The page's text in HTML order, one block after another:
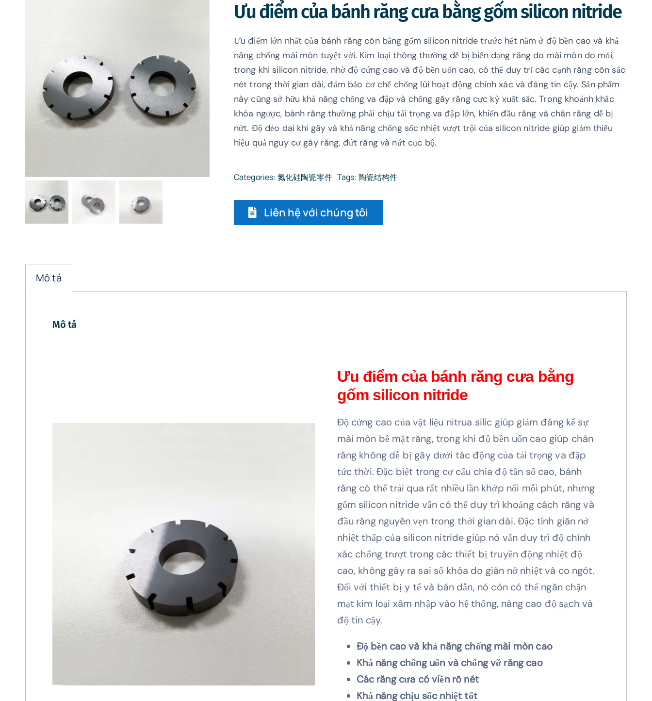
Ưu điểm của bánh răng cưa bằng gốm silicon nitride
Ưu điểm lớn nhất của bánh răng côn bằng gốm silicon nitride trước hết nằm ở độ bền cao và khả
năng chống mài mòn tuyệt vời. Kim loại thông thường dễ bị biến dạng răng do mài mòn do mỏi,
trong khi silicon nitride, nhờ độ cứng cao và độ bền uốn cao, có thể duy trì các cạnh răng côn sắc
nét trong thời gian dài, đảm bảo cơ chế chống lùi hoạt động chính xác và đáng tin cậy. Sản phẩm
này cũng sở hữu khả năng chống va đập và chống gãy răng cực kỳ xuất sắc. Trong khoảnh khắc
khóa ngược, bánh răng thường phải chịu tải trọng va đập lớn, khiến đầu răng và chân răng dễ bị
nứt. Độ dẻo dai khi gãy và khả năng chống sốc nhiệt vượt trội của silicon nitride giúp giảm thiểu
hiệu quả nguy cơ gãy răng, đứt răng và nứt cục bộ.
Categories: 氮化硅陶瓷零件 Tags: 陶瓷结构件
Liên hệ với chúng tôi
Mô tả
Mô tả
Ưu điểm của bánh răng cưa bằng
gốm silicon nitride
Độ cứng cao của vật liệu nitrua silic giúp giảm đáng kể sự
mài mòn bề mặt răng, trong khi độ bền uốn cao giúp chân
răng không dễ bị gãy dưới tác động của tải trọng va đập
tức thời. Đặc biệt trong cơ cấu chia độ tần số cao, bánh
răng có thể trải qua rất nhiều lần khớp nối mỗi phút, nhưng
gốm silicon nitride vẫn có thể duy trì khoảng cách răng và
đầu răng nguyên vẹn trong thời gian dài. Đặc tính giãn nở
nhiệt thấp của silicon nitride giúp nó vẫn duy trì độ chính
xác chống trượt trong các thiết bị truyền động nhiệt độ
cao, không gây ra sai số khóa do giãn nở nhiệt và co ngót.
Đối với thiết bị y tế và bán dẫn, nó còn có thể ngăn chặn
mạt kim loại xâm nhập vào hệ thống, nâng cao độ sạch và
độ tin cậy.
Độ bền cao và khả năng chống mài mòn cao
Khả năng chống uốn và chống vỡ răng cao
Các răng cưa có viền rõ nét
Khả năng chịu sốc nhiệt tốt